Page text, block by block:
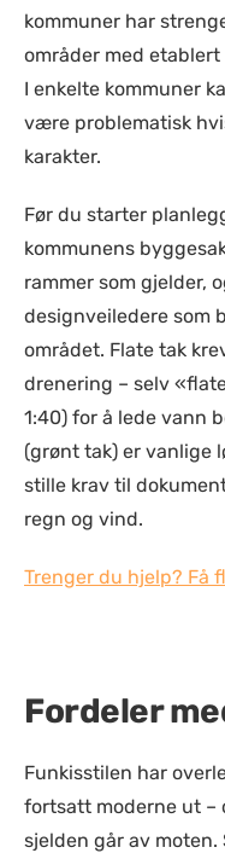
kommuner har
områder med
I enkelte kommuner
være problematisk
karakter.
Før du starter
kommunens
rammer som gjelder,
designveiledere som
området. Flate tak
drenering – selv
1:40) for å lede vann
(grønt tak) er vanlige
stille krav til
regn og vind.
Trenger du hjelp? Få
Fordeler
Funkisstilen har
fortsatt moderne ut –
sjelden går av